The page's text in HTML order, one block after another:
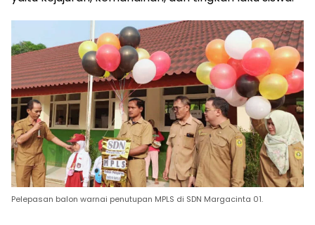
Pelepasan balon warnai penutupan MPLS di SDN Margacinta 01.